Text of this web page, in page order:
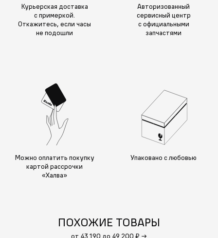
Курьерская доставка
с примеркой.
Откажитесь, если часы
не подошли
Авторизованный
сервисный центр
с официальными
запчастями
Можно оплатить покупку
картой рассрочки
«Халва»
Упаковано с любовью
ПОХОЖИЕ ТОВАРЫ
от 43 190 до 49 200 ₽ →